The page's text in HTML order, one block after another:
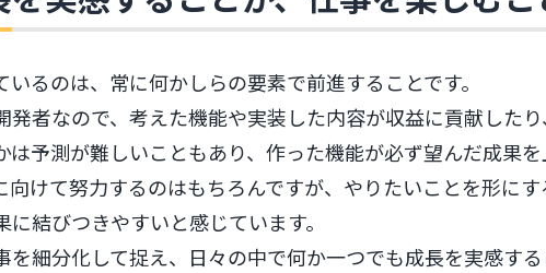
るのは、常に何かしらの要素で前進することです。
発者なので、考えた機能や実装した内容が収益に貢献した
予測が難しいこともあり、作った機能が必ず望んだ成果を
向けて努力するのはもちろんですが、やりたいことを形に
結びつきやすいと感じています。
を細分化して捉え、日々の中で何か一つでも成長を実感す